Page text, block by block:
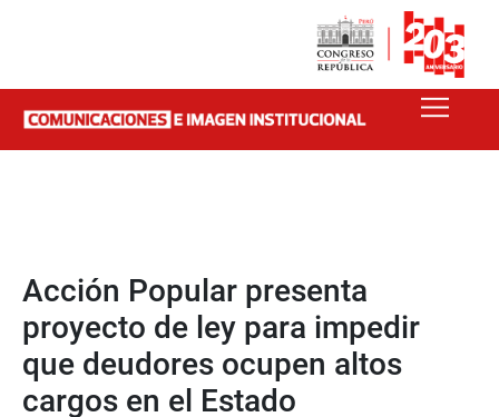
Acción Popular presenta
proyecto de ley para impedir
que deudores ocupen altos
cargos en el Estado